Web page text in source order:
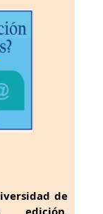
de
edición.